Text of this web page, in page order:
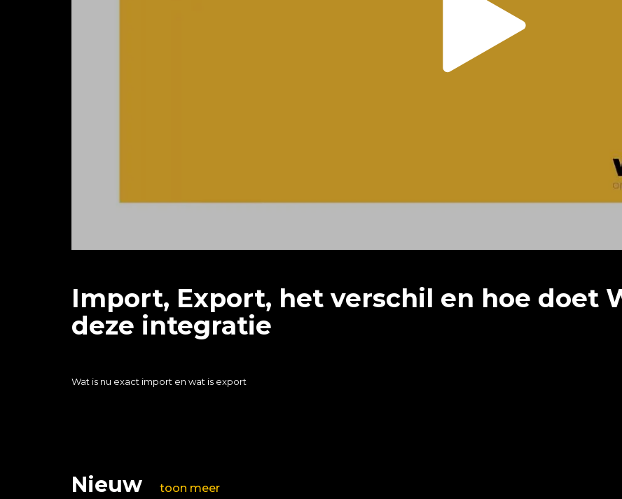
Import, Export, het verschil en hoe doet
deze integratie
Wat is nu exact import en wat is export
Nieuw toon meer